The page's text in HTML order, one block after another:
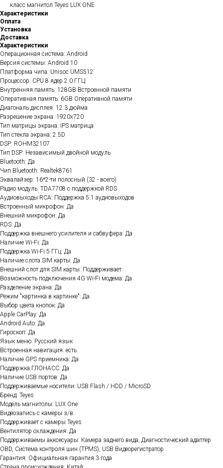
класс магнитол Teyes LUX ONE
Характеристики
Оплата
Установка
Доставка
Характеристики
Операционная система: Android
Версия системы: Android 10
Платформа чипа: Unisoc UMS512
Процессор: CPU 8 ядер 2.0 ГГЦ
Внутренняя память: 128GB Встроенной памяти
Оперативная память: 6GB Оперативной памяти
Диагональ дисплея: 12.3 дюйма
Разрешение экрана: 1920х720
Тип матрицы экрана: IPS матрица
Тип стекла экрана: 2.5D
DSP: ROHM32107
Тип DSP: Независимый двойной модуль
Bluetooth: Да
Чип Bluetooth: Realtek8761
Эквалайзер: 16*2-ти полосный (32 - всего)
Радио модуль: TDA7708 с поддержкой RDS
Аудиовыходы RCA: Поддержка 5.1 аудиовыходов
Встроенный микрофон: Да
Внешний микрофон: Да
RDS: Да
Поддержка внешнего усилителя и сабвуфера: Да
Наличие Wi-Fi: Да
Поддержка Wi-Fi 5 ГГц: Да
Наличие слота SIM карты: Да
Внешний слот для SIM карты: Поддерживает
Возможность подключения 4G Wi-Fi модема: Да
Разделение экрана: Да
Режим "картинка в картинке": Да
Выбор цвета кнопок: Да
Apple CarPlay: Да
Android Auto: Да
Гироскоп: Да
Язык меню: Русский язык
Встроенная навигация: есть
Наличие GPS приемника: Да
Поддержка ГЛОНАСС: Да
Наличие USB портов: Да
Поддерживаемые носители: USB Flash / HDD / MicroSD
Бренд: Teyes
Модель магнитолы: LUX One
Видеозапись с камеры з/в:
Поддерживает c камеры Teyes
Вентилятор охлаждения: Да
Поддерживаемы акксесуары: Камера заднего вида, Диагностический адаптер
OBD, Система контроля шин (TPMS), USB Видеорегистратор
Гарантия: Официальная гарантия 3 года